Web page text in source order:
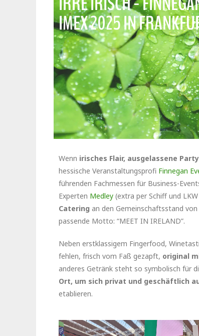
IMEX 2025 IN
Wenn irisches Flair, ausgelassene
hessische Veranstaltungsprofi Finnegan
führenden Fachmessen für Business-
Experten Medley (extra per Schiff und
Catering an den Gemeinschaftsstand
passende Motto: “MEET IN IRELAND”.
Neben erstklassigem Fingerfood,
fehlen, frisch vom Faß gezapft, original
anderes Getränk steht so symbolisch für
Ort, um sich privat und geschäftlich
etablieren.